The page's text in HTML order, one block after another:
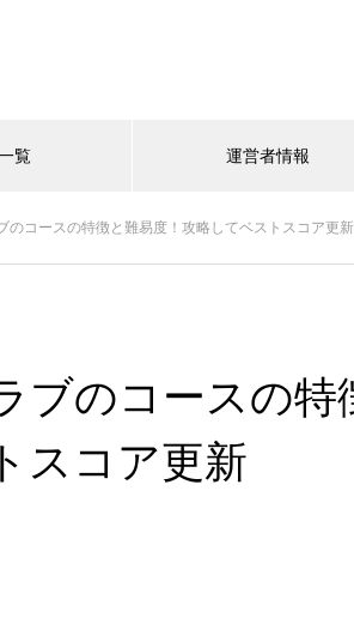
覧 運営者情報
のコースの特徴と難易度！攻略してベストスコア更新
ブのコースの特
スコア更新